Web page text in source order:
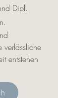
Dipl.
verlässliche
entstehen